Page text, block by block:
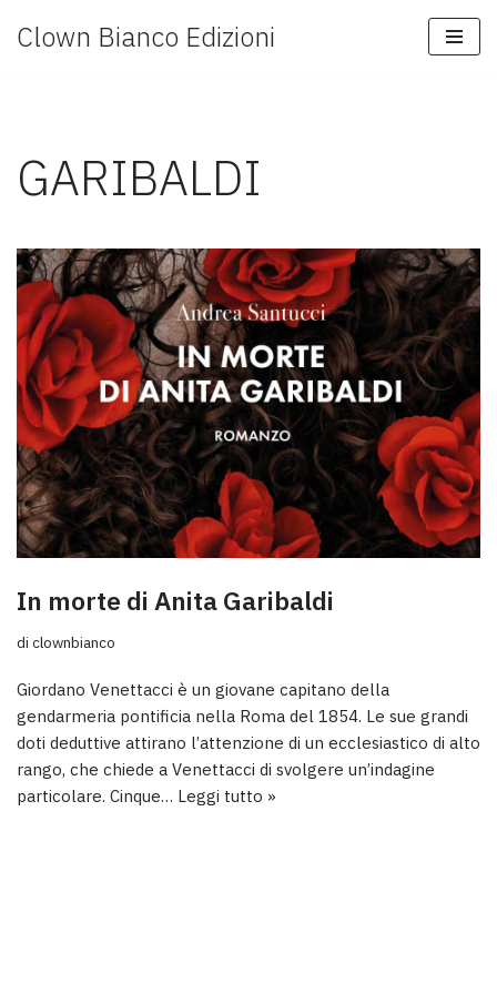
Clown Bianco Edizioni
GARIBALDI
In morte di Anita Garibaldi
di clownbianco
Giordano Venettacci è un giovane capitano della
gendarmeria pontificia nella Roma del 1854. Le sue grandi
doti deduttive attirano l’attenzione di un ecclesiastico di alto
rango, che chiede a Venettacci di svolgere un’indagine
particolare. Cinque… Leggi tutto »